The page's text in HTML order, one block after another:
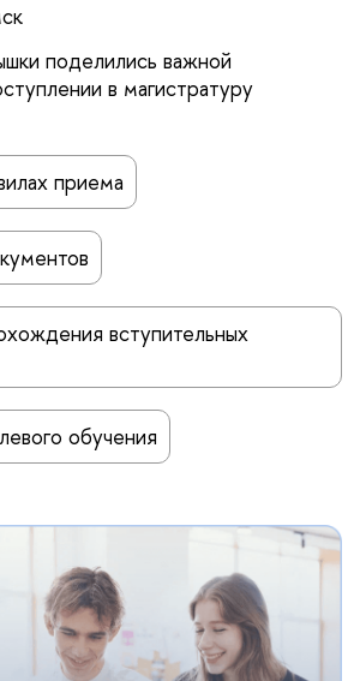
поделились важной
в магистратуру
приема
вступительных
обучения